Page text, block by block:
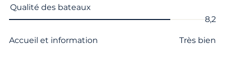
Nom du critère Note
Qualité des bateaux
8,2
Accueil et information Très bien